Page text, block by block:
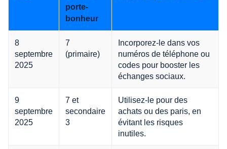
porte-
bonheur
8
septembre
2025
7
(primaire)
Incorporez-le dans vos
numéros de téléphone ou
codes pour booster les
échanges sociaux.
9
septembre
2025
7 et
secondaire
3
Utilisez-le pour des
achats ou des paris, en
évitant les risques
inutiles.